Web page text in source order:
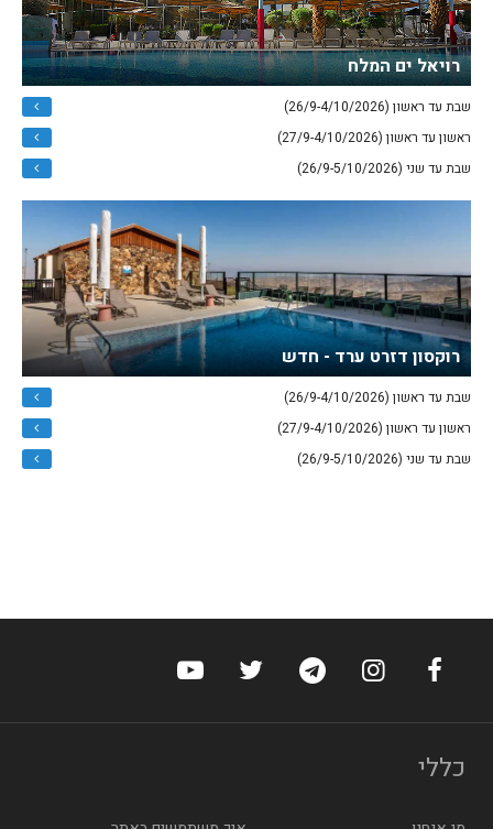
רויאל ים המלח
שבת עד ראשון (26/9-4/10/2026)
ראשון עד ראשון (27/9-4/10/2026)
שבת עד שני (26/9-5/10/2026)
רוקסון דזרט ערד - חדש
שבת עד ראשון (26/9-4/10/2026)
ראשון עד ראשון (27/9-4/10/2026)
שבת עד שני (26/9-5/10/2026)
ערוץ הפייסבוק של הוטלס
ערוץ האינסטגרם של הוטלס
ערוץ הטלגרם של הוטלס
ערוץ טוויטר של הוטלס
ערוץ היוטיוב של
כללי